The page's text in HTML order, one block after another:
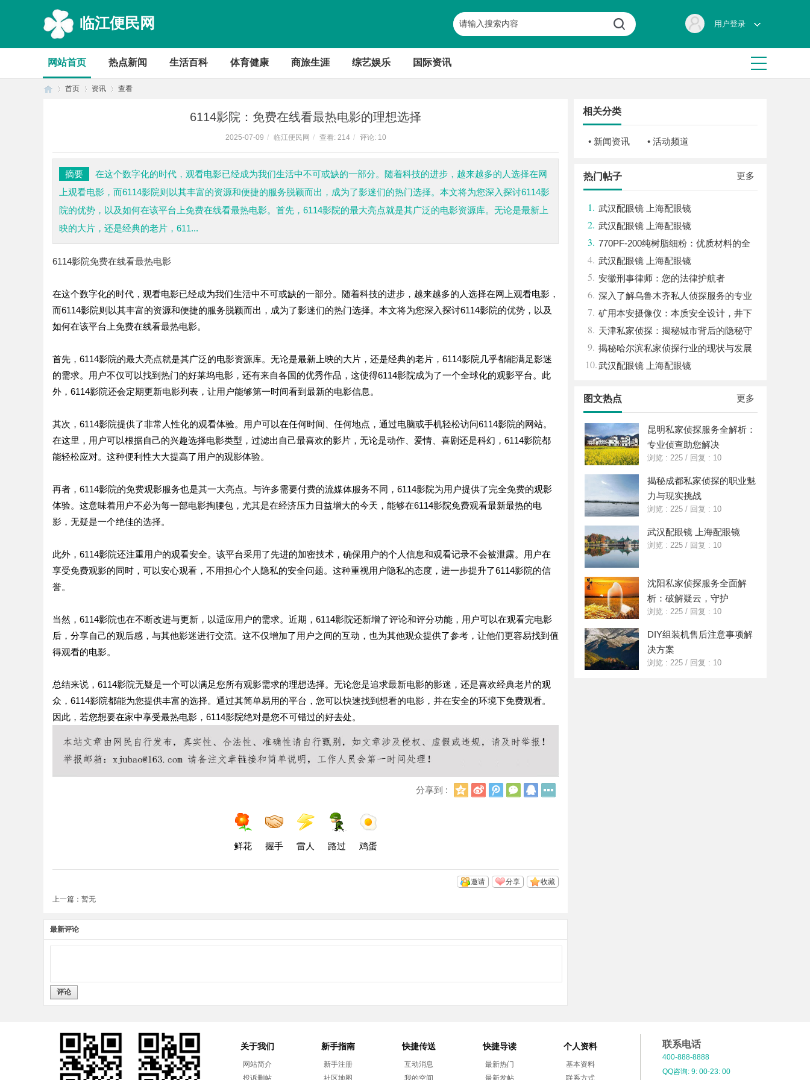
临江便民网 用户登录
网站首页 热点新闻 生活百科 体育健康 商旅生涯 综艺娱乐 国际资讯
首页 资讯 查看
6114影院：免费在线看最热电影的理想选择
2025-07-09 / 临江便民网 / 查看: 214 / 评论: 10
摘要
在这个数字化的时代，观看电影已经成为我们生活中不可或缺的一部分。随着科技的进步，越来越多的人选择在网
上观看电影，而6114影院则以其丰富的资源和便捷的服务脱颖而出，成为了影迷们的热门选择。本文将为您深入探讨6114影
院的优势，以及如何在该平台上免费在线看最热电影。首先，6114影院的最大亮点就是其广泛的电影资源库。无论是最新上
映的大片，还是经典的老片，611...
6114影院免费在线看最热电影
在这个数字化的时代，观看电影已经成为我们生活中不可或缺的一部分。随着科技的进步，越来越多的人选择在网上观看电影，
而6114影院则以其丰富的资源和便捷的服务脱颖而出，成为了影迷们的热门选择。本文将为您深入探讨6114影院的优势，以及
如何在该平台上免费在线看最热电影。
首先，6114影院的最大亮点就是其广泛的电影资源库。无论是最新上映的大片，还是经典的老片，6114影院几乎都能满足影迷
的需求。用户不仅可以找到热门的好莱坞电影，还有来自各国的优秀作品，这使得6114影院成为了一个全球化的观影平台。此
外，6114影院还会定期更新电影列表，让用户能够第一时间看到最新的电影信息。
其次，6114影院提供了非常人性化的观看体验。用户可以在任何时间、任何地点，通过电脑或手机轻松访问6114影院的网站。
在这里，用户可以根据自己的兴趣选择电影类型，过滤出自己最喜欢的影片，无论是动作、爱情、喜剧还是科幻，6114影院都
能轻松应对。这种便利性大大提高了用户的观影体验。
再者，6114影院的免费观影服务也是其一大亮点。与许多需要付费的流媒体服务不同，6114影院为用户提供了完全免费的观影
体验。这意味着用户不必为每一部电影掏腰包，尤其是在经济压力日益增大的今天，能够在6114影院免费观看最新最热的电
影，无疑是一个绝佳的选择。
此外，6114影院还注重用户的观看安全。该平台采用了先进的加密技术，确保用户的个人信息和观看记录不会被泄露。用户在
享受免费观影的同时，可以安心观看，不用担心个人隐私的安全问题。这种重视用户隐私的态度，进一步提升了6114影院的信
誉。
当然，6114影院也在不断改进与更新，以适应用户的需求。近期，6114影院还新增了评论和评分功能，用户可以在观看完电影
后，分享自己的观后感，与其他影迷进行交流。这不仅增加了用户之间的互动，也为其他观众提供了参考，让他们更容易找到值
得观看的电影。
总结来说，6114影院无疑是一个可以满足您所有观影需求的理想选择。无论您是追求最新电影的影迷，还是喜欢经典老片的观
众，6114影院都能为您提供丰富的选择。通过其简单易用的平台，您可以快速找到想看的电影，并在安全的环境下免费观看。
因此，若您想要在家中享受最热电影，6114影院绝对是您不可错过的好去处。
分享到 :
Q
新
浪
腾
讯
微
信
Q
鲜花 握手 雷人 路过 鸡蛋
收藏
分享
邀请
上一篇：暂无
最新评论
评论
相关分类
• 新闻资讯 • 活动频道
更多
热门帖子
1. 武汉配眼镜 上海配眼镜
2. 武汉配眼镜 上海配眼镜
3. 770PF-200纯树脂细粉：优质材料的全
貌与应用
4. 武汉配眼镜 上海配眼镜
5. 安徽刑事律师：您的法律护航者
6. 深入了解乌鲁木齐私人侦探服务的专业
性与应用领域
7. 矿用本安摄像仪：本质安全设计，井下
高危区域放心用
8. 天津私家侦探：揭秘城市背后的隐秘守
护者
9. 揭秘哈尔滨私家侦探行业的现状与发展
趋势
10.武汉配眼镜 上海配眼镜
更多
图文热点
昆明私家侦探服务全解析：
专业侦查助您解决
浏览 : 225 / 回复 : 10
揭秘成都私家侦探的职业魅
力与现实挑战
浏览 : 225 / 回复 : 10
武汉配眼镜 上海配眼镜
浏览 : 225 / 回复 : 10
沈阳私家侦探服务全面解
析：破解疑云，守护
浏览 : 225 / 回复 : 10
DIY组装机售后注意事项解
决方案
浏览 : 225 / 回复 : 10
关于我们
网站简介
投诉删帖
新手指南
新手注册
社区地图
快捷传送
互动消息
我的空间
快捷导读
最新热门
最新发帖
个人资料
基本资料
联系方式
联系电话
400-888-8888
QQ咨询: 9: 00-23: 00